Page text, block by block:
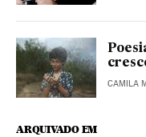
CAMILA
ARQUIVADO EM